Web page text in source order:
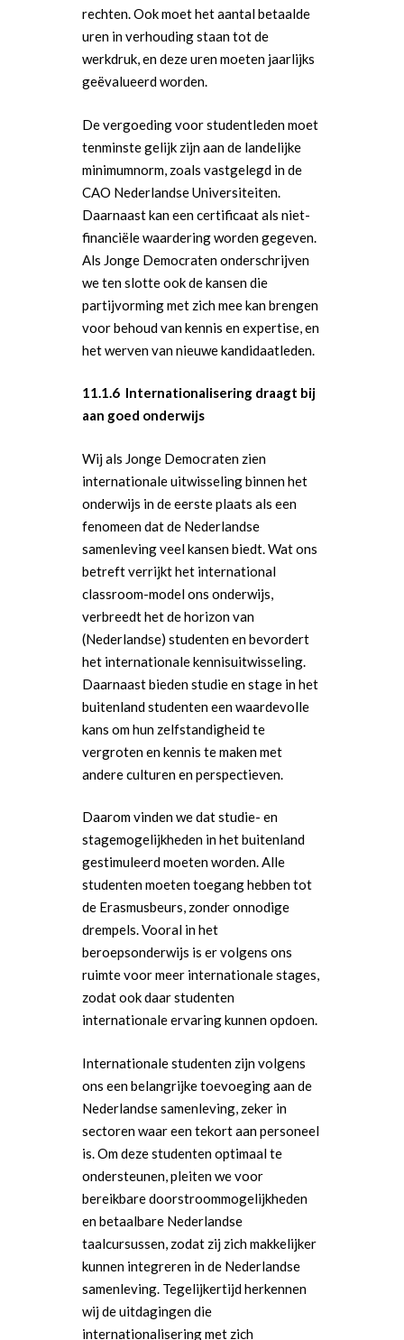
rechten. Ook moet het aantal betaalde
uren in verhouding staan tot de
werkdruk, en deze uren moeten jaarlijks
geëvalueerd worden.
De vergoeding voor studentleden moet
tenminste gelijk zijn aan de landelijke
minimumnorm, zoals vastgelegd in de
CAO Nederlandse Universiteiten.
Daarnaast kan een certificaat als niet-
financiële waardering worden gegeven.
Als Jonge Democraten onderschrijven
we ten slotte ook de kansen die
partijvorming met zich mee kan brengen
voor behoud van kennis en expertise, en
het werven van nieuwe kandidaatleden.
11.1.6 Internationalisering draagt bij
aan goed onderwijs
Wij als Jonge Democraten zien
internationale uitwisseling binnen het
onderwijs in de eerste plaats als een
fenomeen dat de Nederlandse
samenleving veel kansen biedt. Wat ons
betreft verrijkt het international
classroom-model ons onderwijs,
verbreedt het de horizon van
(Nederlandse) studenten en bevordert
het internationale kennisuitwisseling.
Daarnaast bieden studie en stage in het
buitenland studenten een waardevolle
kans om hun zelfstandigheid te
vergroten en kennis te maken met
andere culturen en perspectieven.
Daarom vinden we dat studie- en
stagemogelijkheden in het buitenland
gestimuleerd moeten worden. Alle
studenten moeten toegang hebben tot
de Erasmusbeurs, zonder onnodige
drempels. Vooral in het
beroepsonderwijs is er volgens ons
ruimte voor meer internationale stages,
zodat ook daar studenten
internationale ervaring kunnen opdoen.
Internationale studenten zijn volgens
ons een belangrijke toevoeging aan de
Nederlandse samenleving, zeker in
sectoren waar een tekort aan personeel
is. Om deze studenten optimaal te
ondersteunen, pleiten we voor
bereikbare doorstroommogelijkheden
en betaalbare Nederlandse
taalcursussen, zodat zij zich makkelijker
kunnen integreren in de Nederlandse
samenleving. Tegelijkertijd herkennen
wij de uitdagingen die
internationalisering met zich